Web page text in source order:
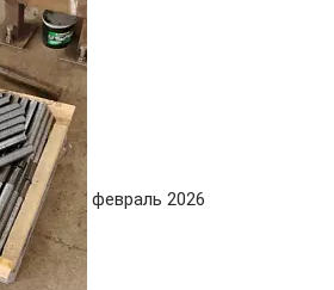
февраль 2026